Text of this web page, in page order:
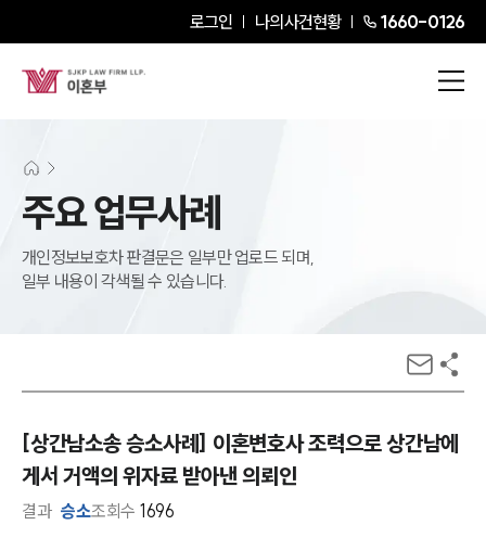
로그인 나의사건현황 1660-0126
주요 업무사례
개인정보보호차 판결문은 일부만 업로드 되며,
일부 내용이 각색될 수 있습니다.
[상간남소송 승소사례] 이혼변호사 조력으로 상간남에
게서 거액의 위자료 받아낸 의뢰인
결과 승소조회수 1696